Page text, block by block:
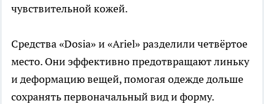
чувствительной кожей.
Средства «Dosia» и «Ariel» разделили четвёртое
место. Они эффективно предотвращают линьку
и деформацию вещей, помогая одежде дольше
сохранять первоначальный вид и форму.